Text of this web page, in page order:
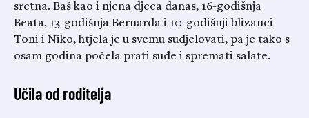
sretna. Baš kao i njena djeca danas, 16-godišnja
Beata, 13-godišnja Bernarda i 10-godišnji blizanci
Toni i Niko, htjela je u svemu sudjelovati, pa je tako s
osam godina počela prati suđe i spremati salate.
Učila od roditelja